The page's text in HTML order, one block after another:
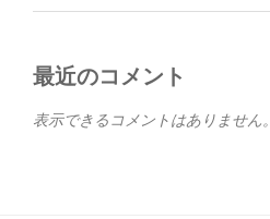
最近のコメント
表示できるコメントはありません。